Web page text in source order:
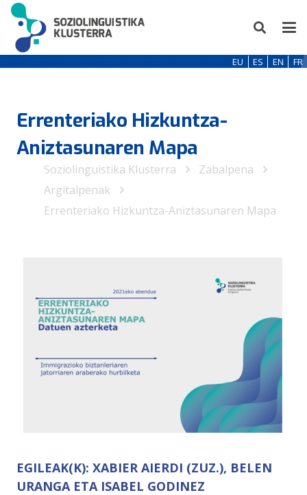
EU ES EN FR
Errenteriako Hizkuntza-
Aniztasunaren Mapa
Soziolinguistika Klusterra
Zabalpena
Argitalpenak
Errenteriako Hizkuntza-Aniztasunaren Mapa
EGILEAK(K): XABIER AIERDI (ZUZ.), BELEN
URANGA ETA ISABEL GODINEZ